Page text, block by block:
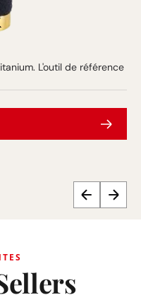
L'outil de référence